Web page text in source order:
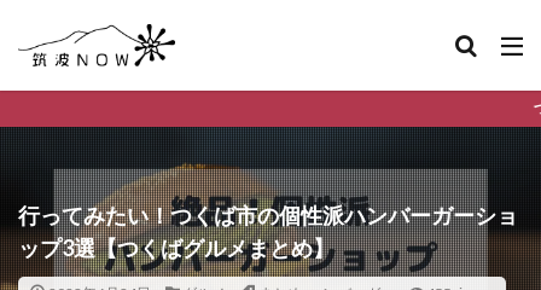
つくば市のデイリーラン
行ってみたい！つくば市の個性派ハンバーガーショ
ップ3選【つくばグルメまとめ】